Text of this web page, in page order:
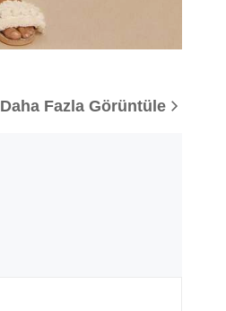
Daha Fazla Görüntüle